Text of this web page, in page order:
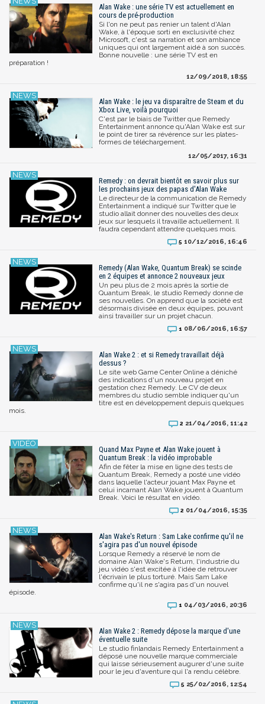
Alan Wake : une série TV est actuellement en
cours de pré-production
Si l'on ne peut pas renier un talent d'Alan
Wake, à l'époque sorti en exclusivité chez
Microsoft, c'est sa narration et son ambiance
uniques qui ont largement aidé à son succès.
Bonne nouvelle : une série TV est en
préparation !
12/09/2018, 18:55
Alan Wake : le jeu va disparaître de Steam et du
Xbox Live, voilà pourquoi
C'est par le biais de Twitter que Remedy
Entertainment annonce qu'Alan Wake est sur
le point de tirer sa révérence sur les plates-
formes de téléchargement.
12/05/2017, 16:31
Remedy : on devrait bientôt en savoir plus sur
les prochains jeux des papas d'Alan Wake
Le directeur de la communication de Remedy
Entertainment a indiqué sur Twitter que le
studio allait donner des nouvelles des deux
jeux sur lesquels il travaille actuellement. Il
faudra cependant attendre quelques mois.
5 10/12/2016, 16:46
Remedy (Alan Wake, Quantum Break) se scinde
en 2 équipes et annonce 2 nouveaux jeux
Un peu plus de 2 mois après la sortie de
Quantum Break, le studio Remedy donne de
ses nouvelles. On apprend que la société est
désormais divisée en deux équipes, pouvant
ainsi travailler sur un projet chacun.
1 08/06/2016, 16:57
Alan Wake 2 : et si Remedy travaillait déjà
dessus ?
Le site web Game Center Online a déniché
des indications d'un nouveau projet en
gestation chez Remedy. Le CV de deux
membres du studio semble indiquer qu'un
titre est en développement depuis quelques
mois.
2 21/04/2016, 11:42
Quand Max Payne et Alan Wake jouent à
Quantum Break : la vidéo improbable
Afin de fêter la mise en ligne des tests de
Quantum Break, Remedy a posté une vidéo
dans laquelle l'acteur jouant Max Payne et
celui incarnant Alan Wake jouent à Quantum
Break. Voici le résultat en vidéo.
2 01/04/2016, 15:35
Alan Wake's Return : Sam Lake confirme qu'il ne
s'agira pas d'un nouvel épisode
Lorsque Remedy a réservé le nom de
domaine Alan Wake's Return, l'industrie du
jeu vidéo s'est excitée à l'idée de retrouver
l'écrivain le plus torturé. Mais Sam Lake
confirme qu'il ne s'agira pas d'un nouvel
épisode.
1 04/03/2016, 20:36
Alan Wake 2 : Remedy dépose la marque d'une
éventuelle suite
Le studio finlandais Remedy Entertainment a
déposé une nouvelle marque commerciale
qui laisse sérieusement augurer d'une suite
pour le jeu d'aventure qui l'a rendu célèbre.
5 25/02/2016, 12:54